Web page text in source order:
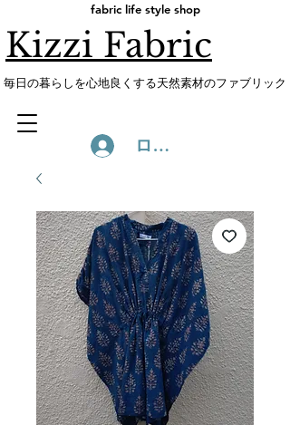
fabric life style shop
Kizzi Fabric
​毎日の暮らしを心地良くする天然素材のファブリック
ログイン